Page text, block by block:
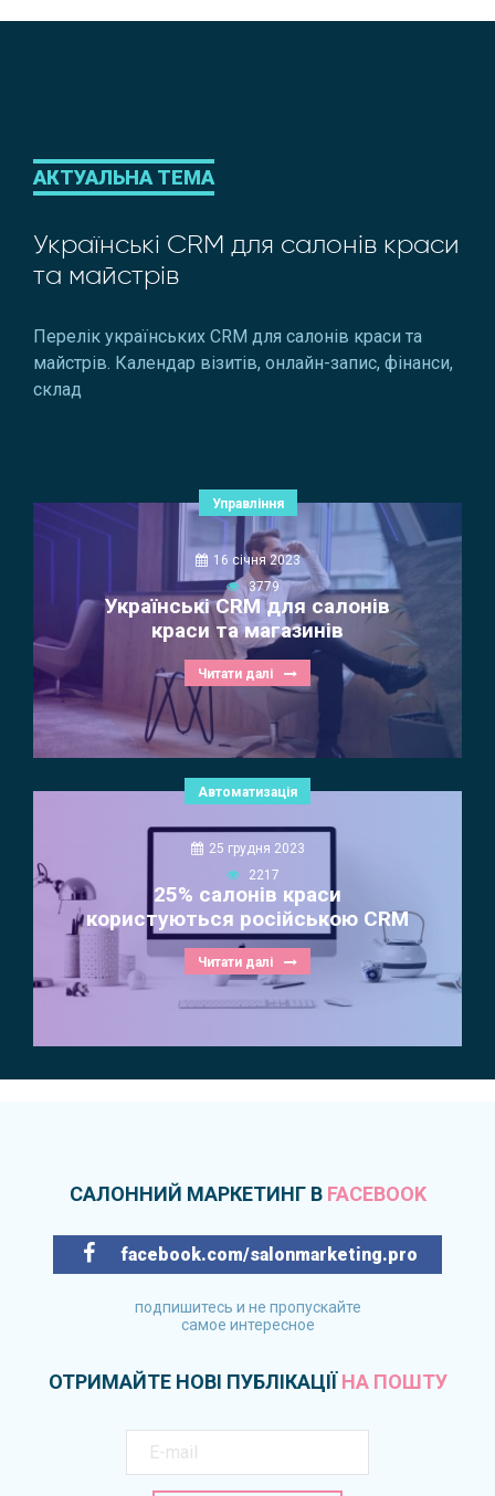
АКТУАЛЬНА ТЕМА
Українські CRM для салонів краси
та майстрів
Перелік українських CRM для салонів краси та
майстрів. Календар візитів, онлайн-запис, фінанси,
склад
Управління
16 січня 2023
3779
Українські CRM для салонів
краси та магазинів
Читати далі
Автоматизація
25 грудня 2023
2217
25% салонів краси
користуються російською CRM
Читати далі
САЛОННИЙ МАРКЕТИНГ В FACEBOOK
facebook.com/salonmarketing.pro
подпишитесь и не пропускайте
самое интересное
ОТРИМАЙТЕ НОВІ ПУБЛІКАЦІЇНА ПОШТУ